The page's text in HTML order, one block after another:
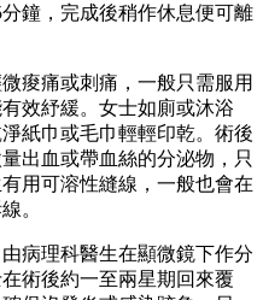
鐘，完成後稍作休息便可離
痠痛或刺痛，一般只需服用
效紓緩。女士如廁或沐浴
紙巾或毛巾輕輕印乾。術後
出血或帶血絲的分泌物，只
用可溶性縫線，一般也會在
。
病理科醫生在顯微鏡下作分
術後約一至兩星期回來覆